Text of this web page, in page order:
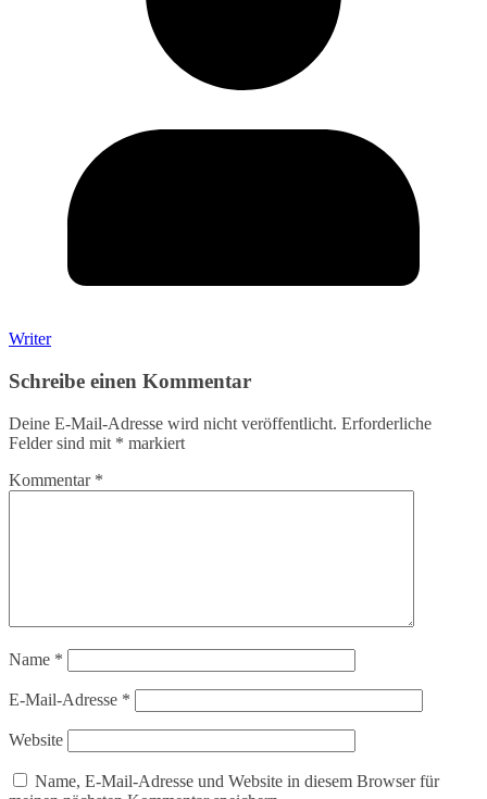
Writer
Schreibe einen Kommentar
Deine E-Mail-Adresse wird nicht veröffentlicht. Erforderliche
Felder sind mit * markiert
Kommentar *
Name *
E-Mail-Adresse *
Website
Name, E-Mail-Adresse und Website in diesem Browser für